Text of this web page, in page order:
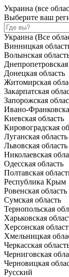
Украина (все
Выберите ваш
Украина (Все
Винницкая
Волынская
Днепропетровская
Донецкая область
Житомирская
Закарпатская
Запорожская
Ивано-
Киевская область
Кировоградская
Луганская область
Львовская область
Николаевская
Одесская область
Полтавская
Республика Крым
Ровенская область
Сумская область
Тернопольская
Харьковская
Херсонская
Хмельницкая
Черкасская
Черниговская
Черновицкая
Русский